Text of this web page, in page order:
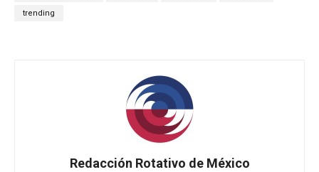
trending
Redacción Rotativo de México